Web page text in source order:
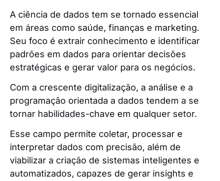
A ciência de dados tem se tornado essencial
em áreas como saúde, finanças e marketing.
Seu foco é extrair conhecimento e identificar
padrões em dados para orientar decisões
estratégicas e gerar valor para os negócios.
Com a crescente digitalização, a análise e a
programação orientada a dados tendem a se
tornar habilidades-chave em qualquer setor.
Esse campo permite coletar, processar e
interpretar dados com precisão, além de
viabilizar a criação de sistemas inteligentes e
automatizados, capazes de gerar insights e